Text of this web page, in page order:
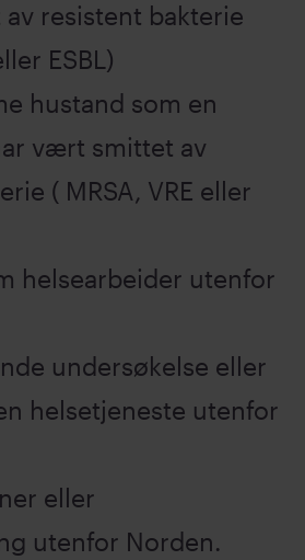
resistent bakterie
ESBL)
hustand som en
vært smittet av
( MRSA, VRE eller
helsearbeider utenfor
undersøkelse eller
helsetjeneste utenfor
eller
utenfor Norden.